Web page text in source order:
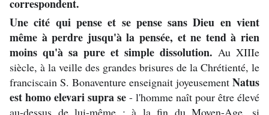
correspondent.
Une cité qui pense et se pense sans Dieu en vient
même à perdre jusqu'à la pensée, et ne tend à rien
moins qu'à sa pure et simple dissolution. Au XIIIe
siècle, à la veille des grandes brisures de la Chrétienté, le
franciscain S. Bonaventure enseignait joyeusement Natus
est homo elevari supra se - l'homme naît pour être élevé
au-dessus de lui-même ; à la fin du Moyen-Age, si